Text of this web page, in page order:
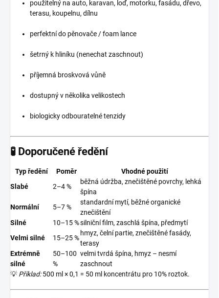
použitelný na auto, karavan, loď, motorku, fasádu, dřevo,
terasu, koupelnu, dílnu
perfektní do pěnovače / foam lance
šetrný k hliníku (nenechat zaschnout)
příjemná broskvová vůně
dostupný v několika velikostech
biologicky odbouratelné tenzidy
🧪 Doporučené ředění
Typ ředění Poměr
Vhodné použití
Slabé
2–4 %
běžná údržba, znečištěné povrchy, lehká
špína
Normální
5–7 %
standardní mytí, běžné organické
znečištění
Silné
10–15 %silniční film, zaschlá špína, předmytí
Velmi silné
15–25 %
hmyz, čelní partie, znečištěné fasády,
terasy
Extrémně
silné
50–100
%
velmi tvrdá špína, hmyz – nesmí
zaschnout
💡 Příklad:500 ml × 0,1 = 50 ml koncentrátu pro 10% roztok.